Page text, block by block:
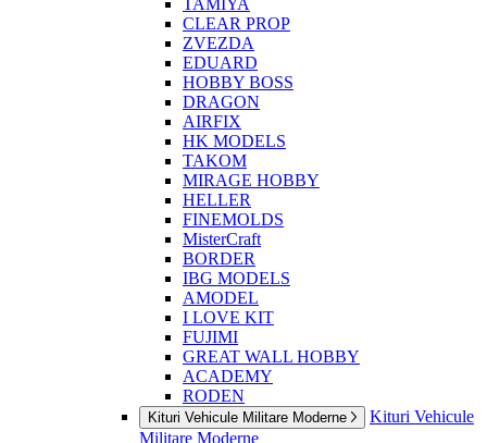
TAMIYA
CLEAR PROP
ZVEZDA
EDUARD
HOBBY BOSS
DRAGON
AIRFIX
HK MODELS
TAKOM
MIRAGE HOBBY
HELLER
FINEMOLDS
MisterCraft
BORDER
IBG MODELS
AMODEL
I LOVE KIT
FUJIMI
GREAT WALL HOBBY
ACADEMY
RODEN
Kituri Vehicule Militare Moderne
Kituri Vehicule
Militare Moderne